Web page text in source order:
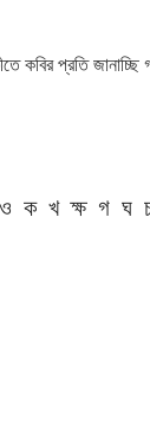
কবির প্রতি
ও ক খ ক্ষ গ ঘ